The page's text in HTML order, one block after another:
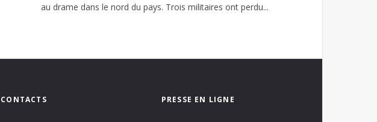
au drame dans le nord du pays. Trois militaires ont perdu...
CONTACTS PRESSE EN LIGNE